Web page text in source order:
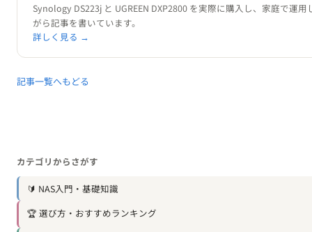
Synology DS223j と UGREEN DXP2800 を実際に購入し、家庭で運用
がら記事を書いています。
詳しく見る →
記事一覧へもどる
カテゴリからさがす
🔰 NAS入門・基礎知識
🏆 選び方・おすすめランキング